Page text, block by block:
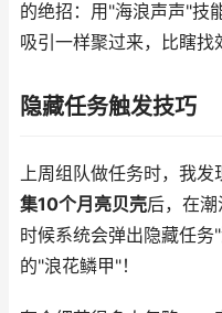
的绝招：用"海浪声声"技
吸引一样聚过来，比瞎找
隐藏任务触发技巧
上周组队做任务时，我发
集10个月亮贝壳后，在潮
时候系统会弹出隐藏任务
的"浪花鳞甲"！